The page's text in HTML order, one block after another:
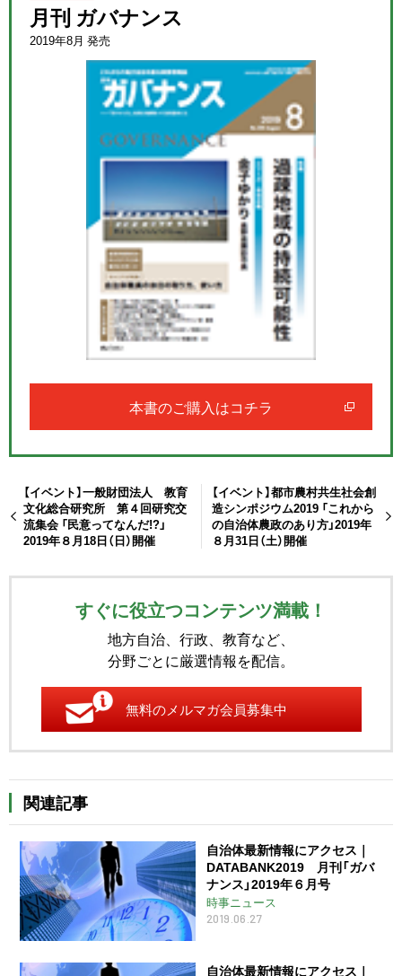
月刊 ガバナンス
2019年8月 発売
本書のご購入はコチラ
【イベント】一般財団法人 教育
文化総合研究所 第４回研究交
流集会 「民意ってなんだ!?」
2019年８月18日（日）開催
【イベント】都市農村共生社会創
造シンポジウム2019 「これから
の自治体農政のあり方」2019年
８月31日（土）開催
すぐに役立つコンテンツ満載！
地方自治、行政、教育など、
分野ごとに厳選情報を配信。
無料のメルマガ会員募集中
関連記事
自治体最新情報にアクセス｜
DATABANK2019 月刊「ガバ
ナンス」2019年６月号
時事ニュース
2019.06.27
自治体最新情報にアクセス｜